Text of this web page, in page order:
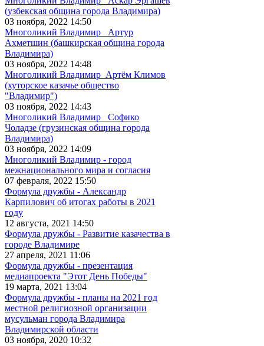
(узбекская община города Владимира)
03 ноября, 2022 14:50
Многоликий Владимир_ Артур
Ахметшин (башкирская община города
Владимира)
03 ноября, 2022 14:48
Многоликий Владимир_Артём Климов
(хуторское казачье общество
"Владимир")
03 ноября, 2022 14:43
Многоликий Владимир_ Софико
Чоладзе (грузинская община города
Владимира)
03 ноября, 2022 14:09
Многоликий Владимир - город
межнационального мира и согласия
07 февраля, 2022 15:50
Формула дружбы - Александр
Карпилович об итогах работы в 2021
году
12 августа, 2021 14:50
Формула дружбы - Развитие казачества в
городе Владимире
27 апреля, 2021 11:06
Формула дружбы - презентация
медиапроекта "Этот День Победы"
19 марта, 2021 13:04
Формула дружбы - планы на 2021 год
местной религиозной организации
мусульман города Владимира
Владимирской области
03 ноября, 2020 10:32